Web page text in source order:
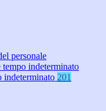
personale
tempo indeterminato
indeterminato 201